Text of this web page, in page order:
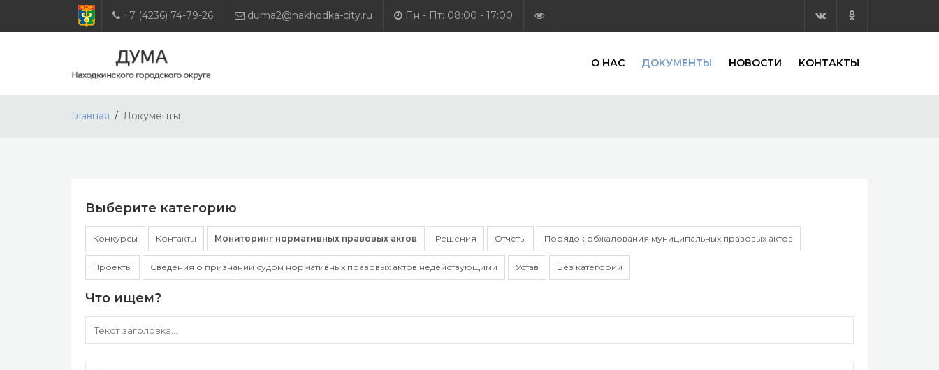
+7 (4236) 74-79-26 duma2@nakhodka-city.ru Пн - Пт: 08:00 - 17:00
О НАС ДОКУМЕНТЫ НОВОСТИ КОНТАКТЫ
Главная Документы
Выберите категорию
Конкурсы Контакты Мониторинг нормативных правовых актов Решения Отчеты Порядок обжалования муниципальных правовых актов
Проекты Сведения о признании судом нормативных правовых актов недействующими Устав Без категории
Что ищем?